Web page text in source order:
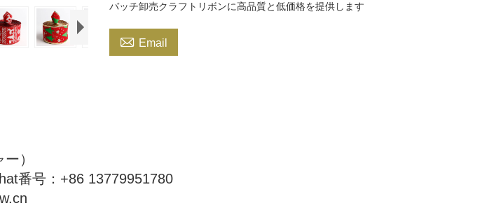
バッチ卸売クラフトリボンに高品質と低価格を提供します
 Email
）
番号：+86 13779951780